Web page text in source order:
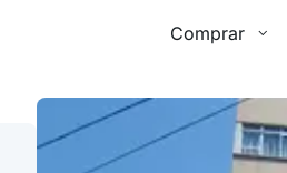
Comprar